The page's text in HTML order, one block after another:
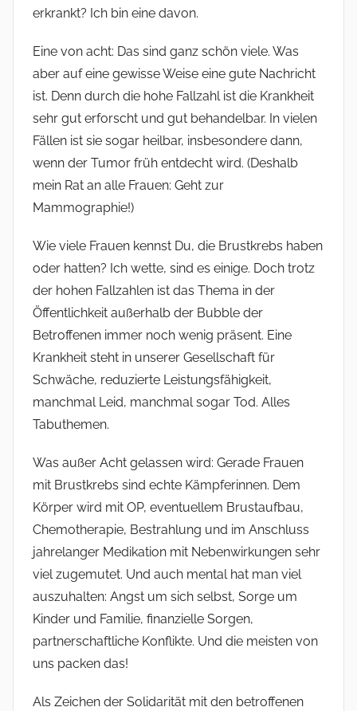
erkrankt? Ich bin eine davon.
Eine von acht: Das sind ganz schön viele. Was
aber auf eine gewisse Weise eine gute Nachricht
ist. Denn durch die hohe Fallzahl ist die Krankheit
sehr gut erforscht und gut behandelbar. In vielen
Fällen ist sie sogar heilbar, insbesondere dann,
wenn der Tumor früh entdecht wird. (Deshalb
mein Rat an alle Frauen: Geht zur
Mammographie!)
Wie viele Frauen kennst Du, die Brustkrebs haben
oder hatten? Ich wette, sind es einige. Doch trotz
der hohen Fallzahlen ist das Thema in der
Öffentlichkeit außerhalb der Bubble der
Betroffenen immer noch wenig präsent. Eine
Krankheit steht in unserer Gesellschaft für
Schwäche, reduzierte Leistungsfähigkeit,
manchmal Leid, manchmal sogar Tod. Alles
Tabuthemen.
Was außer Acht gelassen wird: Gerade Frauen
mit Brustkrebs sind echte Kämpferinnen. Dem
Körper wird mit OP, eventuellem Brustaufbau,
Chemotherapie, Bestrahlung und im Anschluss
jahrelanger Medikation mit Nebenwirkungen sehr
viel zugemutet. Und auch mental hat man viel
auszuhalten: Angst um sich selbst, Sorge um
Kinder und Familie, finanzielle Sorgen,
partnerschaftliche Konflikte. Und die meisten von
uns packen das!
Als Zeichen der Solidarität mit den betroffenen